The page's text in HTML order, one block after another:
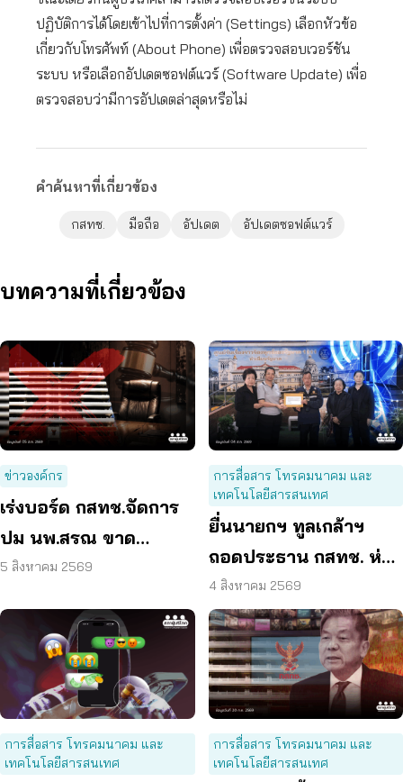
ปฏิบัติการได้โดยเข้าไปที่การตั้งค่า (Settings) เลือกหัวข้อ
เกี่ยวกับโทรศัพท์ (About Phone) เพื่อตรวจสอบเวอร์ชัน
ระบบ หรือเลือกอัปเดตซอฟต์แวร์ (Software Update) เพื่อ
ตรวจสอบว่ามีการอัปเดตล่าสุดหรือไม่
คำค้นหาที่เกี่ยวข้อง
กสทช. มือถือ อัปเดต อัปเดตซอฟต์แวร์
บทความที่เกี่ยวข้อง
ข่าวองค์กร
เร่งบอร์ด กสทช.จัดการ
ปม นพ.สรณ ขาด
คุณสมบัติ ตามมติ
5 สิงหาคม 2569
การสื่อสาร โทรคมนาคม และ
เทคโนโลยีสารสนเทศ
ยื่นนายกฯ ทูลเกล้าฯ
ถอดประธาน กสทช. ห่วง
คุ้มครองผู้บริโภคสะดุด
4 สิงหาคม 2569
การสื่อสาร โทรคมนาคม และ
เทคโนโลยีสารสนเทศ
การสื่อสาร โทรคมนาคม และ
เทคโนโลยีสารสนเทศ